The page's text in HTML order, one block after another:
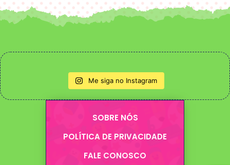
Me siga no Instagram
SOBRE NÓS
POLÍTICA DE PRIVACIDADE
FALE CONOSCO